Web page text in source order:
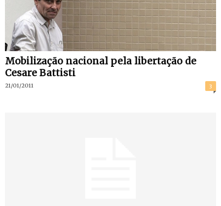
Mobilização nacional pela libertação de
Cesare Battisti
21/01/2011 3